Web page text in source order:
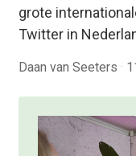
grote
Twitter in
Daan van Seeters ·